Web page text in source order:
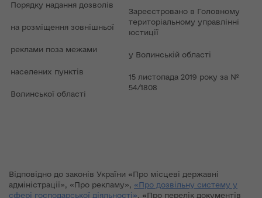
Порядку надання дозволів
на розміщення зовнішньої
реклами поза межами
населених пунктів
Волинської області
Зареєстровано в Головному
територіальному управлінні
юстиції
у Волинській області
15 листопада 2019 року за №
54/1808
Відповідно до законів України «Про місцеві державні
адміністрації», «Про рекламу», «Про дозвільну систему у
сфері господарської діяльності», «Про перелік документів